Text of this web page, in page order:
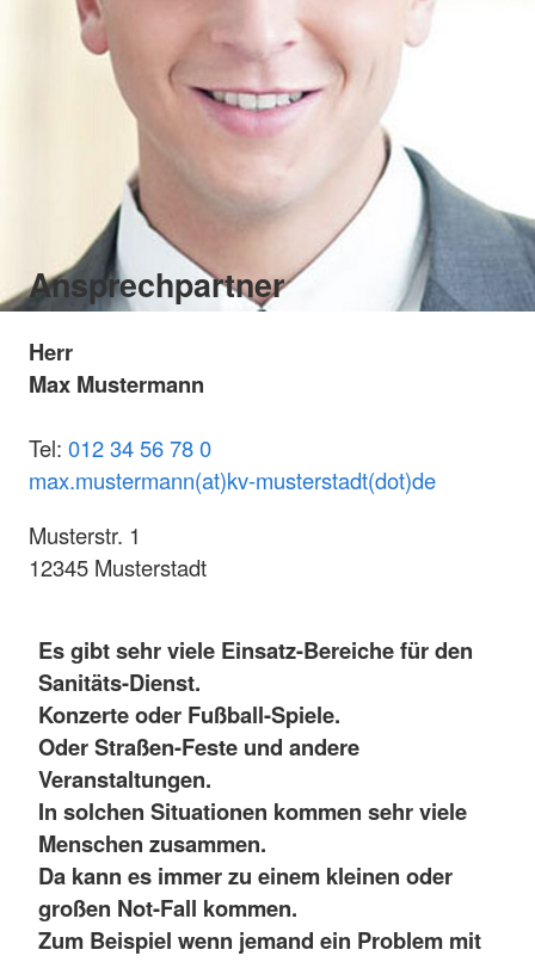
Ansprechpartner
Herr
Max Mustermann
Tel: 012 34 56 78 0
max.mustermann(at)kv-musterstadt(dot)de
Musterstr. 1
12345 Musterstadt
Es gibt sehr viele Einsatz-Bereiche für den
Sanitäts-Dienst.
Konzerte oder Fußball-Spiele.
Oder Straßen-Feste und andere
Veranstaltungen.
In solchen Situationen kommen sehr viele
Menschen zusammen.
Da kann es immer zu einem kleinen oder
großen Not-Fall kommen.
Zum Beispiel wenn jemand ein Problem mit